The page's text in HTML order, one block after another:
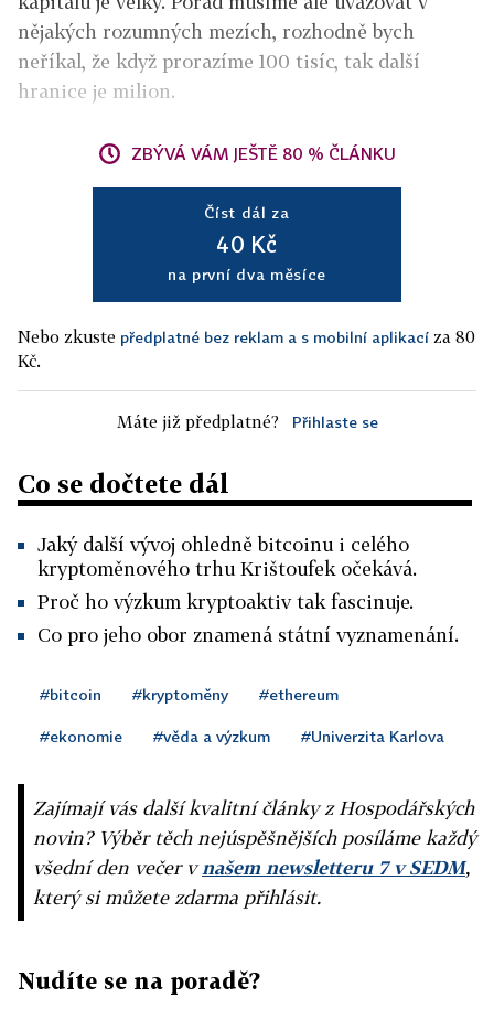
nějakých rozumných mezích, rozhodně bych
neříkal, že když prorazíme 100 tisíc, tak další
hranice je milion.
ZBÝVÁ VÁM JEŠTĚ 80 % ČLÁNKU
Číst dál za
40 Kč
na první dva měsíce
Nebo zkuste předplatné bez reklam a s mobilní aplikací za 80
Kč.
Máte již předplatné? Přihlaste se
Co se dočtete dál
Jaký další vývoj ohledně bitcoinu i celého
kryptoměnového trhu Krištoufek očekává.
Proč ho výzkum kryptoaktiv tak fascinuje.
Co pro jeho obor znamená státní vyznamenání.
#bitcoin #kryptoměny #ethereum
#ekonomie #věda a výzkum #Univerzita Karlova
Zajímají vás další kvalitní články z Hospodářských
novin? Výběr těch nejúspěšnějších posíláme každý
všední den večer vnašem newsletteru 7 v SEDM,
který si můžete zdarma přihlásit.
Nudíte se na poradě?